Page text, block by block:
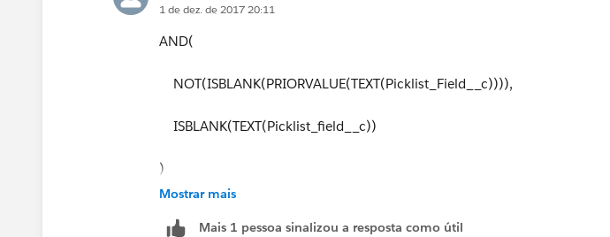
1 de dez. de 2017 20:11
AND(
NOT(ISBLANK(PRIORVALUE(TEXT(Picklist_Field__c)))),
ISBLANK(TEXT(Picklist_field__c))
)
Mostrar mais
Mais 1 pessoa sinalizou a resposta como útil